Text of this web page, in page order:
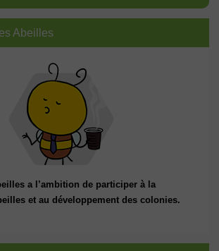
Abeilles
a l’ambition de participer à la
et au développement des colonies.